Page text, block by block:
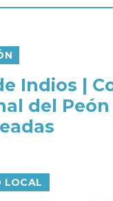
Indios |
del
LOCAL